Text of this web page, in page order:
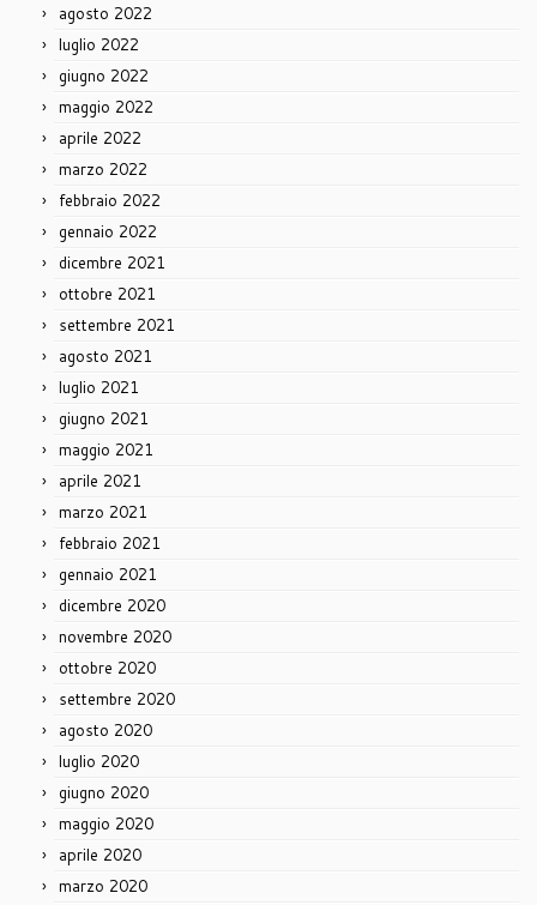
agosto 2022
luglio 2022
giugno 2022
maggio 2022
aprile 2022
marzo 2022
febbraio 2022
gennaio 2022
dicembre 2021
ottobre 2021
settembre 2021
agosto 2021
luglio 2021
giugno 2021
maggio 2021
aprile 2021
marzo 2021
febbraio 2021
gennaio 2021
dicembre 2020
novembre 2020
ottobre 2020
settembre 2020
agosto 2020
luglio 2020
giugno 2020
maggio 2020
aprile 2020
marzo 2020